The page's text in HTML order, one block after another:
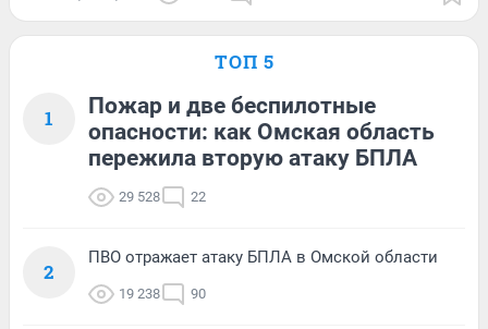
ТОП 5
1
Пожар и две беспилотные
опасности: как Омская область
пережила вторую атаку БПЛА
29 528 22
2
ПВО отражает атаку БПЛА в Омской области
19 238 90